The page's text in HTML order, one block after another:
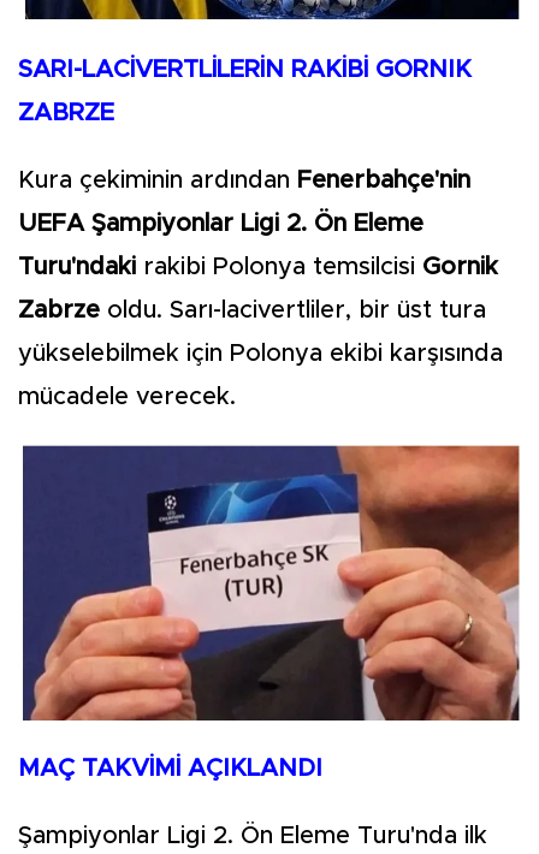
SARI-LACİVERTLİLERİN RAKİBİ GORNIK
ZABRZE
Kura çekiminin ardından Fenerbahçe'nin
UEFA Şampiyonlar Ligi 2. Ön Eleme
Turu'ndaki rakibi Polonya temsilcisi Gornik
Zabrze oldu. Sarı-lacivertliler, bir üst tura
yükselebilmek için Polonya ekibi karşısında
mücadele verecek.
MAÇ TAKVİMİ AÇIKLANDI
Şampiyonlar Ligi 2. Ön Eleme Turu'nda ilk